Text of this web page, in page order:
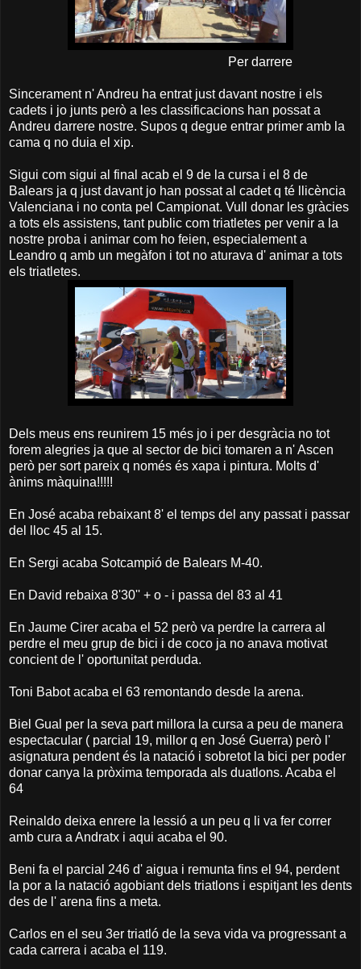
Per darrere
Sincerament n' Andreu ha entrat just davant nostre i els
cadets i jo junts però a les classificacions han possat a
Andreu darrere nostre. Supos q degue entrar primer amb la
cama q no duia el xip.
Sigui com sigui al final acab el 9 de la cursa i el 8 de
Balears ja q just davant jo han possat al cadet q té llicència
Valenciana i no conta pel Campionat. Vull donar les gràcies
a tots els assistens, tant public com triatletes per venir a la
nostre proba i animar com ho feien, especialement a
Leandro q amb un megàfon i tot no aturava d' animar a tots
els triatletes.
Dels meus ens reunirem 15 més jo i per desgràcia no tot
forem alegries ja que al sector de bici tomaren a n' Ascen
però per sort pareix q només és xapa i pintura. Molts d'
ànims màquina!!!!!
En José acaba rebaixant 8' el temps del any passat i passar
del lloc 45 al 15.
En Sergi acaba Sotcampió de Balears M-40.
En David rebaixa 8'30'' + o - i passa del 83 al 41
En Jaume Cirer acaba el 52 però va perdre la carrera al
perdre el meu grup de bici i de coco ja no anava motivat
concient de l' oportunitat perduda.
Toni Babot acaba el 63 remontando desde la arena.
Biel Gual per la seva part millora la cursa a peu de manera
espectacular ( parcial 19, millor q en José Guerra) però l'
asignatura pendent és la natació i sobretot la bici per poder
donar canya la pròxima temporada als duatlons. Acaba el
64
Reinaldo deixa enrere la lessió a un peu q li va fer correr
amb cura a Andratx i aqui acaba el 90.
Beni fa el parcial 246 d' aigua i remunta fins el 94, perdent
la por a la natació agobiant dels triatlons i espitjant les dents
des de l' arena fins a meta.
Carlos en el seu 3er triatló de la seva vida va progressant a
cada carrera i acaba el 119.